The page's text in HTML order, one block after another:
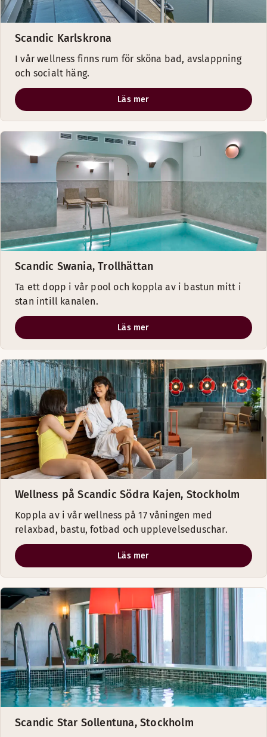
Scandic Karlskrona
I vår wellness finns rum för sköna bad, avslappning
och socialt häng.
Läs mer
Scandic Swania, Trollhättan
Ta ett dopp i vår pool och koppla av i bastun mitt i
stan intill kanalen.
Läs mer
Wellness på Scandic Södra Kajen, Stockholm
Koppla av i vår wellness på 17 våningen med
relaxbad, bastu, fotbad och upplevelseduschar.
Läs mer
Scandic Star Sollentuna, Stockholm